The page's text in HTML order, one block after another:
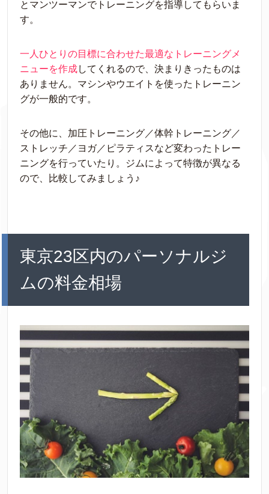
とマンツーマンでトレーニングを指導してもらいま
す。
一人ひとりの目標に合わせた最適なトレーニングメ
ニューを作成してくれるので、決まりきったものは
ありません。マシンやウエイトを使ったトレーニン
グが一般的です。
その他に、加圧トレーニング／体幹トレーニング／
ストレッチ／ヨガ／ピラティスなど変わったトレー
ニングを行っていたり。ジムによって特徴が異なる
ので、比較してみましょう♪
東京23区内のパーソナルジ
ムの料金相場